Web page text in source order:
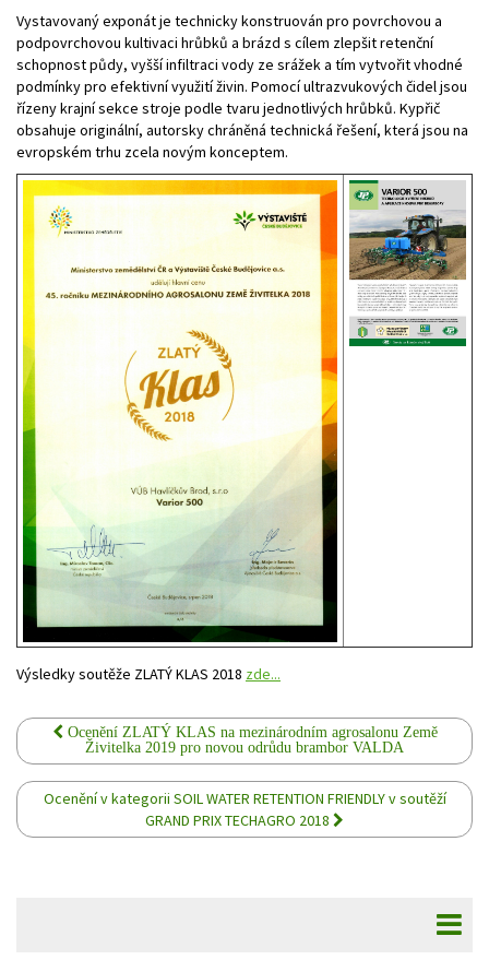
Vystavovaný exponát je technicky konstruován pro povrchovou a
podpovrchovou kultivaci hrůbků a brázd s cílem zlepšit retenční
schopnost půdy, vyšší infiltraci vody ze srážek a tím vytvořit vhodné
podmínky pro efektivní využití živin. Pomocí ultrazvukových čidel jsou
řízeny krajní sekce stroje podle tvaru jednotlivých hrůbků. Kypřič
obsahuje originální, autorsky chráněná technická řešení, která jsou na
evropském trhu zcela novým konceptem.
Výsledky soutěže ZLATÝ KLAS 2018 zde...
Ocenění ZLATÝ KLAS na mezinárodním agrosalonu Země
Živitelka 2019 pro novou odrůdu brambor VALDA
Ocenění v kategorii SOIL WATER RETENTION FRIENDLY v soutěží
GRAND PRIX TECHAGRO 2018